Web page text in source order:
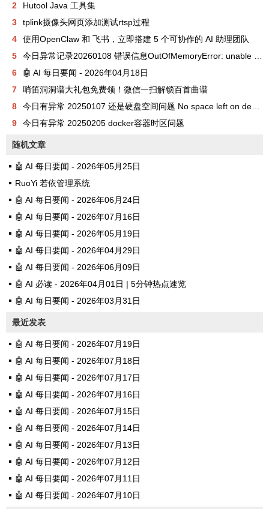
2
Hutool Java 工具集
3
tplink摄像头网页添加测试rtsp过程
4
使用OpenClaw 和 飞书，立即搭建 5 个可协作的 AI 助理团队
5
今日异常记录20260108 错误信息OutOfMemoryError: unable to create new native thread
6
🤖 AI 每日要闻 - 2026年04月18日
7
哨笛洞洞谱大礼包免费领！微信一扫解锁百首曲谱
8
今日有异常 20250107 还是硬盘空间问题 No space left on device
9
今日有异常 20250205 docker容器时区问题
随机文章
🤖 AI 每日要闻 - 2026年05月25日
RuoYi 若依管理系统
🤖 AI 每日要闻 - 2026年06月24日
🤖 AI 每日要闻 - 2026年07月16日
🤖 AI 每日要闻 - 2026年05月19日
🤖 AI 每日要闻 - 2026年04月29日
🤖 AI 每日要闻 - 2026年06月09日
🤖 AI 必读 - 2026年04月01日 | 5分钟热点速览
🤖 AI 每日要闻 - 2026年03月31日
最近发表
🤖 AI 每日要闻 - 2026年07月19日
🤖 AI 每日要闻 - 2026年07月18日
🤖 AI 每日要闻 - 2026年07月17日
🤖 AI 每日要闻 - 2026年07月16日
🤖 AI 每日要闻 - 2026年07月15日
🤖 AI 每日要闻 - 2026年07月14日
🤖 AI 每日要闻 - 2026年07月13日
🤖 AI 每日要闻 - 2026年07月12日
🤖 AI 每日要闻 - 2026年07月11日
🤖 AI 每日要闻 - 2026年07月10日